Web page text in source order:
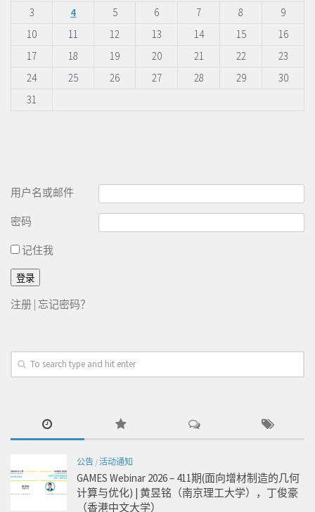
3
4 5 6 7 8
9
10
11 12 13 14 15
16
17
18 19 20 21 22
23
24
25 26 27 28 29
30
31
用户名或邮件
密码
记住我
注册 | 忘记密码？
公告 /活动通知
GAMES Webinar 2026 – 411期(面向增材制造的几何
计算与优化) | 黄昱铭（南京理工大学），丁俊豪
（香港中文大学）